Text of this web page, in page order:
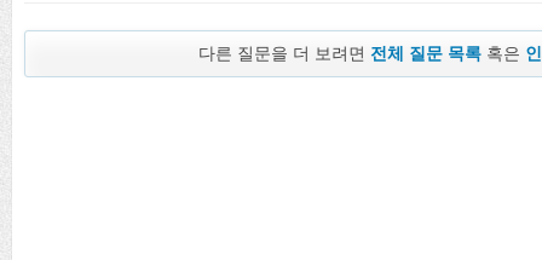
다른 질문을 더 보려면 전체 질문 목록 혹은